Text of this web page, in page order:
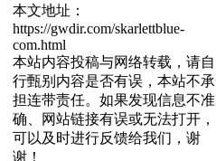
本文地址：
https://gwdir.com/skarlettblue-
com.html
本站内容投稿与网络转载，请自
行甄别内容是否有误，本站不承
担连带责任。如果发现信息不准
确、网站链接有误或无法打开，
可以及时进行反馈给我们，谢
谢！